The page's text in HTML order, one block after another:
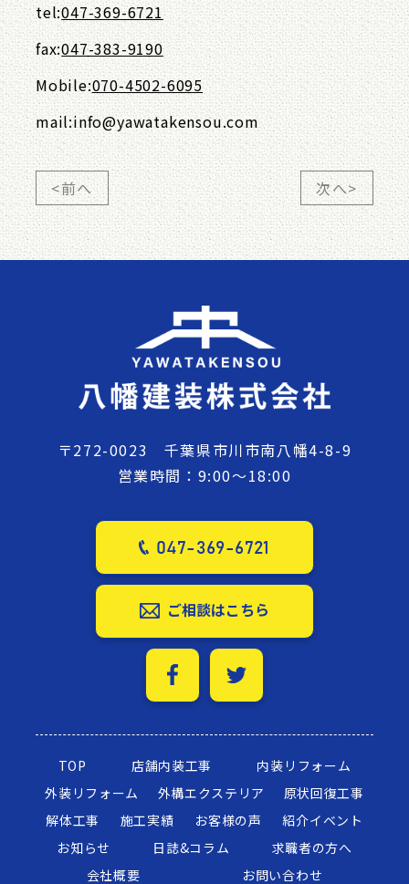
tel:047-369-6721
fax:047-383-9190
Mobile:070-4502-6095
mail:info@yawatakensou.com
<前へ 次へ>
〒272-0023 千葉県市川市南八幡4-8-9
営業時間：9:00～18:00
047-369-6721
ご相談はこちら
TOP 店舗内装工事
内装リフォーム
外装リフォーム
外構エクステリア
原状回復工事
解体工事
施工実績 お客様の声
紹介イベント
お知らせ
日誌&コラム
求職者の方へ
会社概要
お問い合わせ